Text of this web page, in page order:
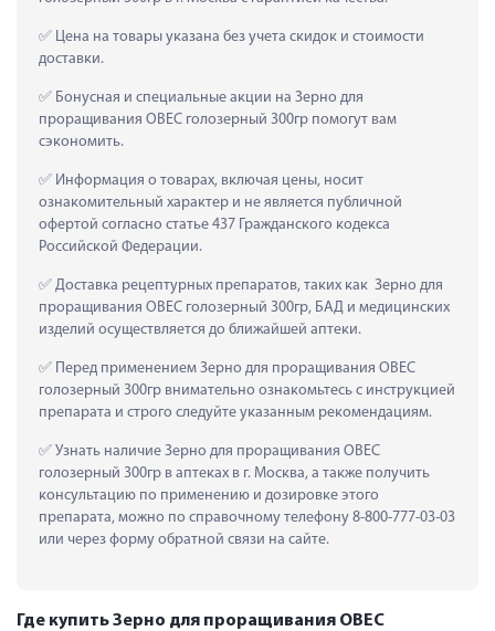
Цена на товары указана без учета скидок и стоимости
доставки.
Бонусная и специальные акции на Зерно для
проращивания ОВЕС голозерный 300гр помогут вам
сэкономить.
Информация о товарах, включая цены, носит
ознакомительный характер и не является публичной
офертой согласно статье 437 Гражданского кодекса
Российской Федерации.
Доставка рецептурных препаратов, таких как  Зерно для
проращивания ОВЕС голозерный 300гр, БАД и медицинских
изделий осуществляется до ближайшей аптеки.
Перед применением Зерно для проращивания ОВЕС
голозерный 300гр внимательно ознакомьтесь с инструкцией
препарата и строго следуйте указанным рекомендациям.
Узнать наличие Зерно для проращивания ОВЕС
голозерный 300гр в аптеках в г. Москва, а также получить
консультацию по применению и дозировке этого
препарата, можно по справочному телефону 8-800-777-03-03
или через форму обратной связи на сайте.
Где купить Зерно для проращивания ОВЕС